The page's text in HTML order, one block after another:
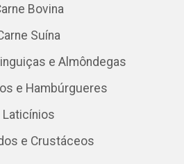
Bovina
Suína
e Almôndegas
e Hambúrgueres
Laticínios
e Crustáceos